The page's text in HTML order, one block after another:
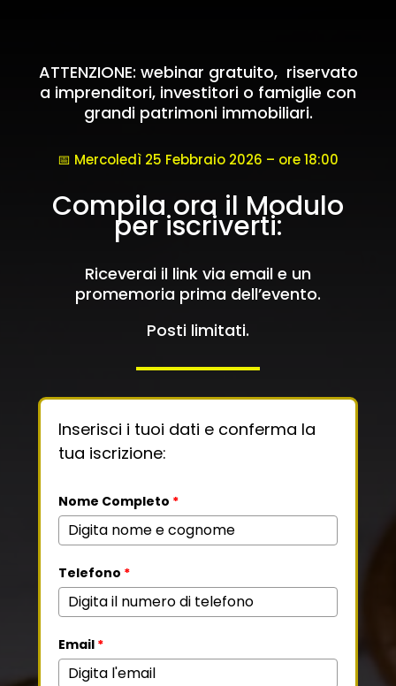
ATTENZIONE: webinar gratuito, riservato
a imprenditori, investitori o famiglie con
grandi patrimoni immobiliari.
📅 Mercoledì 25 Febbraio 2026 – ore 18:00
Compila ora il Modulo
per iscriverti:
Riceverai il link via email e un
promemoria prima dell’evento.
Posti limitati.
Inserisci i tuoi dati e conferma la
tua iscrizione:
Nome Completo *
Telefono *
Email*